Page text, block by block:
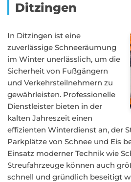
Ditzingen
In Ditzingen ist eine
zuverlässige Schneeräumung
im Winter unerlässlich, um die
Sicherheit von Fußgängern
und Verkehrsteilnehmern zu
gewährleisten. Professionelle
Dienstleister bieten in der
kalten Jahreszeit einen
effizienten Winterdienst an, der
Parkplätze von Schnee und Eis
Einsatz moderner Technik wie
Streufahrzeuge können auch
schnell und gründlich beseitigt